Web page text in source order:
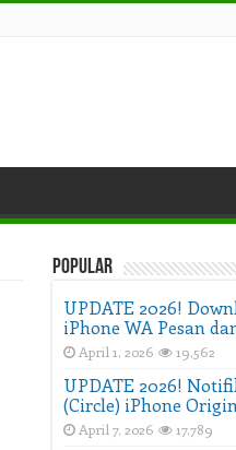
Popular
UPDATE 2026!
iPhone WA Pesan
April 1, 2026 19,562
UPDATE 2026!
(Circle) iPhone
April 7, 2026 17,789